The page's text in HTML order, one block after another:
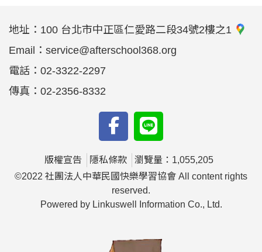
地址： 100 台北市中正區仁愛路二段34號2樓之1
Email： service@afterschool368.org
電話： 02-3322-2297
傳真： 02-2356-8332
版權宣告 隱私條款
瀏覽量：1,055,205
©2022 社團法人中華民國快樂學習協會 All content rights
reserved.
Powered by Linkuswell Information Co., Ltd.